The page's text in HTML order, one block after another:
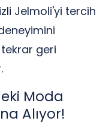
Jelmoli'yi tercih
geri
Moda
Alıyor!